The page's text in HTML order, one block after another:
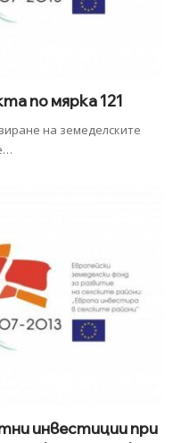
по мярка 121
на земеделските
…
инвестиции при